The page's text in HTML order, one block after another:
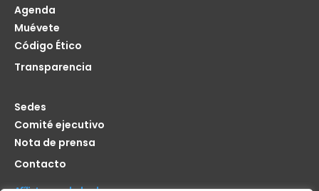
Agenda
Muévete
Código Ético
Transparencia
Sedes
Comité ejecutivo
Nota de prensa
Contacto